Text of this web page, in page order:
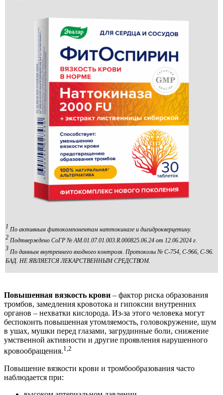
1 По активным фитокомпонентам наттокиназе и дигидрокверцетину.
2 Подтверждено СоГР № AM.01.07.01.003.R.000825.06.24 от 12.06.2024 г.
3 По данным внутреннего входного контроля. Протоколы № С-754, С-966, С-96.
БАД. НЕ ЯВЛЯЕТСЯ ЛЕКАРСТВЕННЫМ СРЕДСТВОМ.
Повышенная вязкость крови – фактор риска образования
тромбов, замедления кровотока и гипоксии внутренних
органов – нехватки кислорода. Из-за этого человека могут
беспокоить повышенная утомляемость, головокружение, шум
в ушах, мушки перед глазами, загрудинные боли, снижение
умственной активности и другие проявления нарушенного
кровообращения.1,2
Повышение вязкости крови и тромбообразования часто
наблюдается при: